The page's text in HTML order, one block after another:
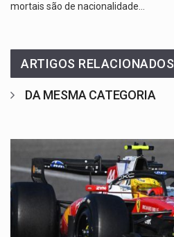
mortais são de nacionalidade…
ARTIGOS RELACIONADOS
DA MESMA CATEGORIA